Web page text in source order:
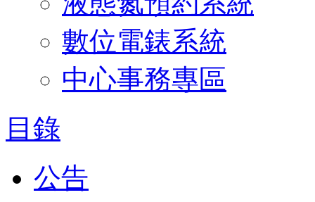
數位電錶系統
中心事務專區
目錄
公告